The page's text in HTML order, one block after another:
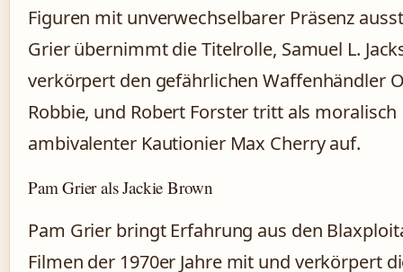
Figuren mit unverwechselbarer Präsenz
Grier übernimmt die Titelrolle, Samuel L.
verkörpert den gefährlichen Waffenhändler
Robbie, und Robert Forster tritt als moralisch
ambivalenter Kautionier Max Cherry auf.
Pam Grier als Jackie Brown
Pam Grier bringt Erfahrung aus den
Filmen der 1970er Jahre mit und verkörpert